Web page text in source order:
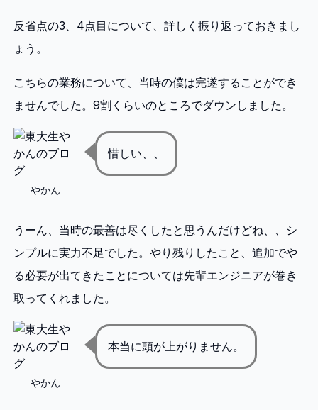
反省点の3、4点目について、詳しく振り返っておきまし
ょう。
こちらの業務について、当時の僕は完遂することができ
ませんでした。9割くらいのところでダウンしました。
やかん
惜しい、、
うーん、当時の最善は尽くしたと思うんだけどね、、シ
ンプルに実力不足でした。やり残りしたこと、追加でや
る必要が出てきたことについては先輩エンジニアが巻き
取ってくれました。
やかん
本当に頭が上がりません。